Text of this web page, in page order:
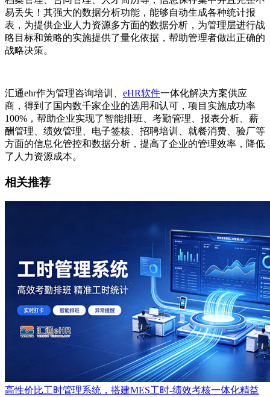
易丢失！其强大的数据分析功能，能够自动生成各种统计报
表，为提供企业人力资源多方面的数据分析，为管理层进行战
略目标和策略的实施提供了量化依据，帮助管理者做出正确的
战略决策。
汇通ehr作为管理咨询培训、 eHR软件一体化解决方案供应
商，得到了国内数千家企业的选用和认可，项目实施成功率
100% ，帮助企业实现了智能排班、考勤管理、报表分析、薪
酬管理、绩效管理、电子签核、招聘培训、就餐消费、验厂等
方面的信息化管控和数据分析，提高了企业的管理效率，降低
了人力资源成本。
相关推荐
高性价比工时管理系统，搭建MES工时-绩效考核一体化精益